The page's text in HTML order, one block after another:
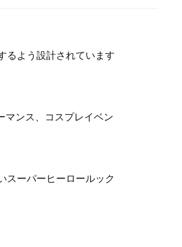
るよう設計されています
マンス、コスプレイベン
スーパーヒーロールック